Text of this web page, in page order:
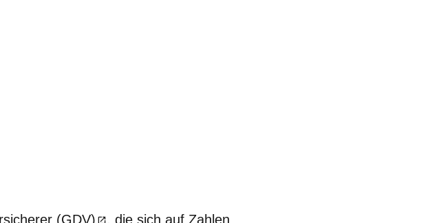
(GDV)
, die sich auf Zahlen